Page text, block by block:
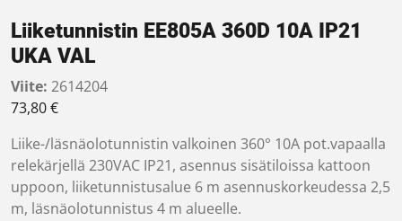
Liiketunnistin EE805A 360D 10A IP21
UKA VAL
Viite: 2614204
73,80€
Liike-/läsnäolotunnistin valkoinen 360° 10A pot.vapaalla
relekärjellä 230VAC IP21, asennus sisätiloissa kattoon
uppoon, liiketunnistusalue 6 m asennuskorkeudessa 2,5
m, läsnäolotunnistus 4 m alueelle.